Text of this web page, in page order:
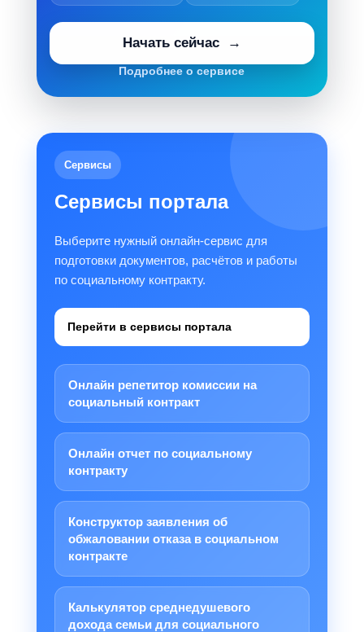
Начать сейчас
Подробнее о сервисе
Сервисы
Сервисы портала
Выберите нужный онлайн-сервис для
подготовки документов, расчётов и работы
по социальному контракту.
Перейти в сервисы портала
Онлайн репетитор комиссии на
социальный контракт
Онлайн отчет по социальному
контракту
Конструктор заявления об
обжаловании отказа в социальном
контракте
Калькулятор среднедушевого
дохода семьи для социального